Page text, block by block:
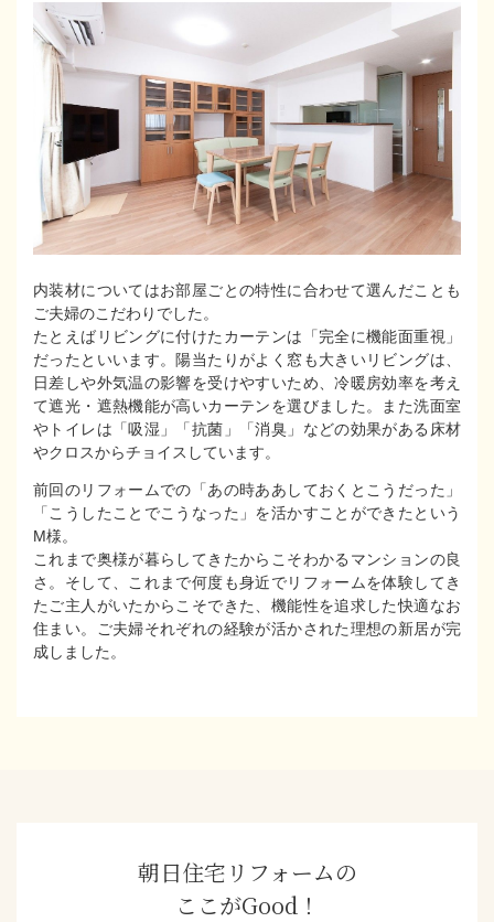
内装材についてはお部屋ごとの特性に合わせて選んだことも
ご夫婦のこだわりでした。
たとえばリビングに付けたカーテンは「完全に機能面重視」
だったといいます。陽当たりがよく窓も大きいリビングは、
日差しや外気温の影響を受けやすいため、冷暖房効率を考え
て遮光・遮熱機能が高いカーテンを選びました。また洗面室
やトイレは「吸湿」「抗菌」「消臭」などの効果がある床材
やクロスからチョイスしています。
前回のリフォームでの「あの時ああしておくとこうだった」
「こうしたことでこうなった」を活かすことができたという
M様。
これまで奥様が暮らしてきたからこそわかるマンションの良
さ。そして、これまで何度も身近でリフォームを体験してき
たご主人がいたからこそできた、機能性を追求した快適なお
住まい。ご夫婦それぞれの経験が活かされた理想の新居が完
成しました。
朝日住宅リフォームの
ここがGood！